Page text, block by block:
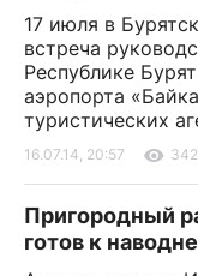
17 июля в
встреча
Республике
аэропорта
туристических
16.07.14, 20:57
Пригородный
готов к